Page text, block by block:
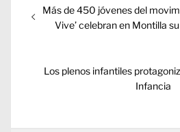
de
Entrada
anterior:
Más de 450 jóvenes del
Vive’ celebran en Montilla
Entrada
Los plenos infantiles
Infancia